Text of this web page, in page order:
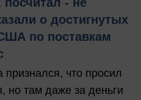
о достигнутых
по поставкам
признался, что просил
но там даже за деньги